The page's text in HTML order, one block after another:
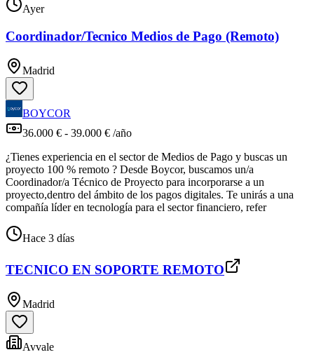
Ayer
Coordinador/Tecnico Medios de Pago (Remoto)
Madrid
BOYCOR
36.000 € - 39.000 € /año
¿Tienes experiencia en el sector de Medios de Pago y buscas un
proyecto 100 % remoto ? Desde Boycor, buscamos un/a
Coordinador/a Técnico de Proyecto para incorporarse a un
proyecto,dentro del ámbito de los pagos digitales. Te unirás a una
compañía líder en tecnología para el sector financiero, refer
Hace 3 días
TECNICO EN SOPORTE REMOTO
Madrid
Avvale